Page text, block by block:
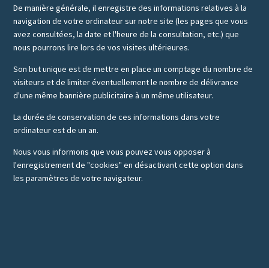
De manière générale, il enregistre des informations relatives à la
navigation de votre ordinateur sur notre site (les pages que vous
avez consultées, la date et l'heure de la consultation, etc.) que
nous pourrons lire lors de vos visites ultérieures.
Son but unique est de mettre en place un comptage du nombre de
visiteurs et de limiter éventuellement le nombre de délivrance
d'une même bannière publicitaire à un même utilisateur.
La durée de conservation de ces informations dans votre
ordinateur est de un an.
Nous vous informons que vous pouvez vous opposer à
l'enregistrement de "cookies" en désactivant cette option dans
les paramètres de votre navigateur.